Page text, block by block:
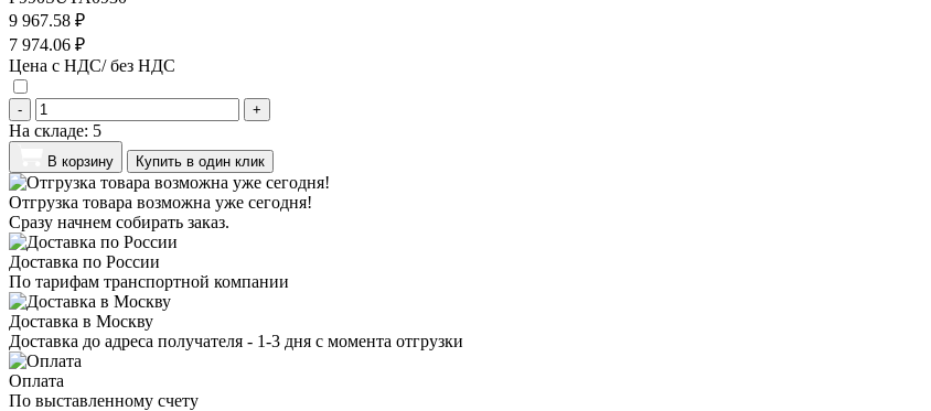
9 967.58 ₽
7 974.06 ₽
Цена с НДС/ без НДС
- +
На складе: 5
В корзину Купить в один клик
Отгрузка товара возможна уже сегодня!
Сразу начнем собирать заказ.
Доставка по России
По тарифам транспортной компании
Доставка в Москву
Доставка до адреса получателя - 1-3 дня с момента отгрузки
Оплата
По выставленному счету